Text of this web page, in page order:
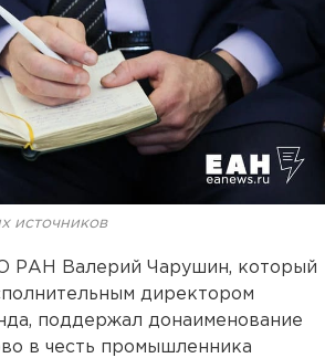
источников
РАН Валерий Чарушин, который
директором
поддержал донаименование
в честь промышленника